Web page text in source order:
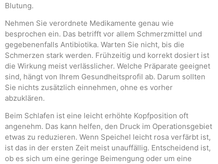
Blutung.
Nehmen Sie verordnete Medikamente genau wie
besprochen ein. Das betrifft vor allem Schmerzmittel und
gegebenenfalls Antibiotika. Warten Sie nicht, bis die
Schmerzen stark werden. Frühzeitig und korrekt dosiert ist
die Wirkung meist verlässlicher. Welche Präparate geeignet
sind, hängt von Ihrem Gesundheitsprofil ab. Darum sollten
Sie nichts zusätzlich einnehmen, ohne es vorher
abzuklären.
Beim Schlafen ist eine leicht erhöhte Kopfposition oft
angenehm. Das kann helfen, den Druck im Operationsgebiet
etwas zu reduzieren. Wenn Speichel leicht rosa verfärbt ist,
ist das in der ersten Zeit meist unauffällig. Entscheidend ist,
ob es sich um eine geringe Beimengung oder um eine